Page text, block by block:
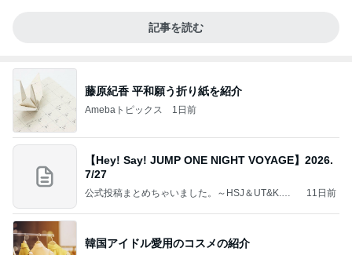
記事を読む
藤原紀香 平和願う折り紙を紹介
Amebaトピックス 1日前
【Hey! Say! JUMP ONE NIGHT VOYAGE】2026.
7/27
公式投稿まとめちゃいました。～HSJ＆UT&K.O.
11日前
韓国アイドル愛用のコスメの紹介